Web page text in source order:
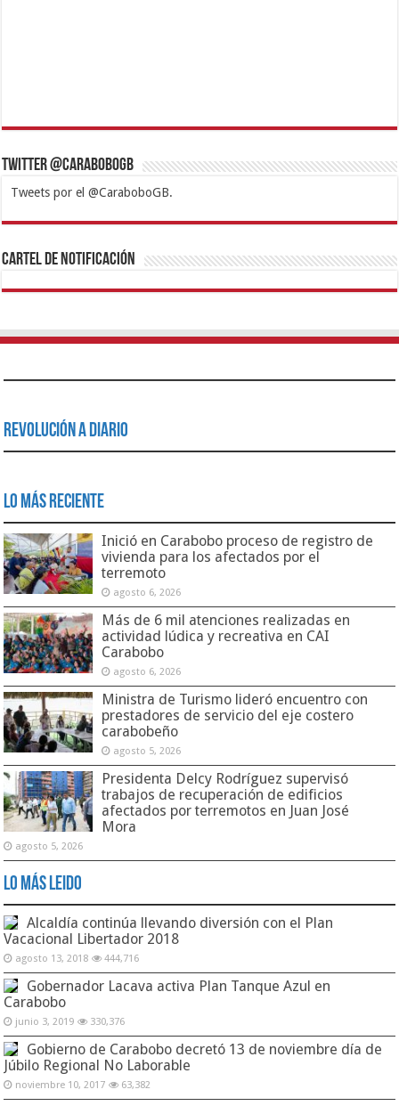
Twitter @CaraboboGB
Tweets por el @CaraboboGB.
1xbetBetturkeyBetistKralbetSupertotobetTipobetMatadorbetMariobet
https://mvbcasino.com/
Cartel de Notificación
Revolución a Diario
Lo Más Reciente
Inició en Carabobo proceso de registro de
vivienda para los afectados por el
terremoto
agosto 6, 2026
Más de 6 mil atenciones realizadas en
actividad lúdica y recreativa en CAI
Carabobo
agosto 6, 2026
Ministra de Turismo lideró encuentro con
prestadores de servicio del eje costero
carabobeño
agosto 5, 2026
Presidenta Delcy Rodríguez supervisó
trabajos de recuperación de edificios
afectados por terremotos en Juan José
Mora
agosto 5, 2026
Lo Más Leido
Alcaldía continúa llevando diversión con el Plan
Vacacional Libertador 2018
agosto 13, 2018 444,716
Gobernador Lacava activa Plan Tanque Azul en
Carabobo
junio 3, 2019 330,376
Gobierno de Carabobo decretó 13 de noviembre día de
Júbilo Regional No Laborable
noviembre 10, 2017 63,382